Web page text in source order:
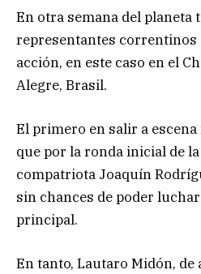
En otra semana del planeta
representantes correntinos
acción, en este caso en el
Alegre, Brasil.
El primero en salir a
que por la ronda inicial de
compatriota Joaquín
sin chances de poder
principal.
En tanto, Lautaro Midón, de